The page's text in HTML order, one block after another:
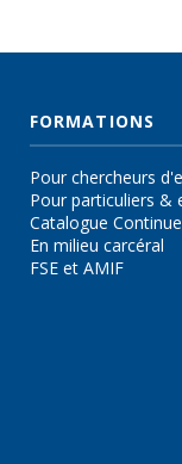
FORMATIONS
Pour chercheurs
Pour particuliers &
Catalogue
En milieu carcéral
FSE et AMIF